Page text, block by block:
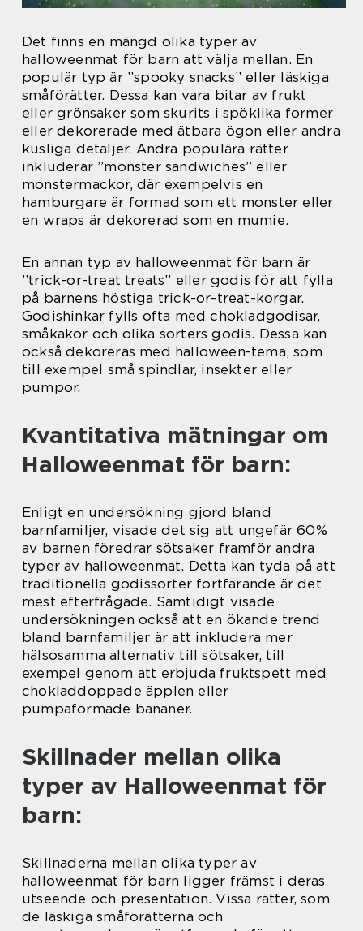
Det finns en mängd olika typer av
halloweenmat för barn att välja mellan. En
populär typ är ”spooky snacks” eller läskiga
småförätter. Dessa kan vara bitar av frukt
eller grönsaker som skurits i spöklika former
eller dekorerade med ätbara ögon eller andra
kusliga detaljer. Andra populära rätter
inkluderar ”monster sandwiches” eller
monstermackor, där exempelvis en
hamburgare är formad som ett monster eller
en wraps är dekorerad som en mumie.
En annan typ av halloweenmat för barn är
”trick-or-treat treats” eller godis för att fylla
på barnens höstiga trick-or-treat-korgar.
Godishinkar fylls ofta med chokladgodisar,
småkakor och olika sorters godis. Dessa kan
också dekoreras med halloween-tema, som
till exempel små spindlar, insekter eller
pumpor.
Kvantitativa mätningar om
Halloweenmat för barn:
Enligt en undersökning gjord bland
barnfamiljer, visade det sig att ungefär 60%
av barnen föredrar sötsaker framför andra
typer av halloweenmat. Detta kan tyda på att
traditionella godissorter fortfarande är det
mest efterfrågade. Samtidigt visade
undersökningen också att en ökande trend
bland barnfamiljer är att inkludera mer
hälsosamma alternativ till sötsaker, till
exempel genom att erbjuda fruktspett med
chokladdoppade äpplen eller
pumpaformade bananer.
Skillnader mellan olika
typer av Halloweenmat för
barn:
Skillnaderna mellan olika typer av
halloweenmat för barn ligger främst i deras
utseende och presentation. Vissa rätter, som
de läskiga småförätterna och